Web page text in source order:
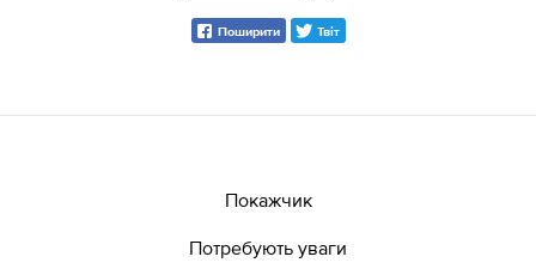
Поширити Твіт
Покажчик
Потребують уваги